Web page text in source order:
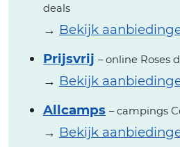
deals
→ Bekijk
Prijsvrij – online Roses
→ Bekijk
Allcamps – campings
→ Bekijk